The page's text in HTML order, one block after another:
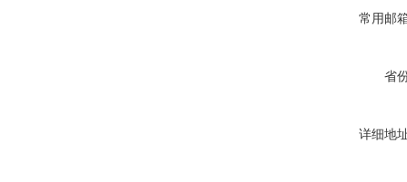
常用邮
省
详细地